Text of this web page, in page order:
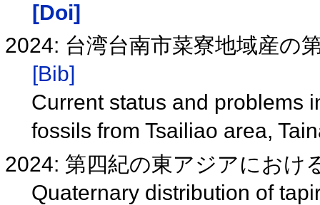
[Doi]
2024: 台湾台南市菜寮地域産の
[Bib]
Current status and problems
fossils from Tsailiao area,
2024: 第四紀の東アジアにおけ
Quaternary distribution of